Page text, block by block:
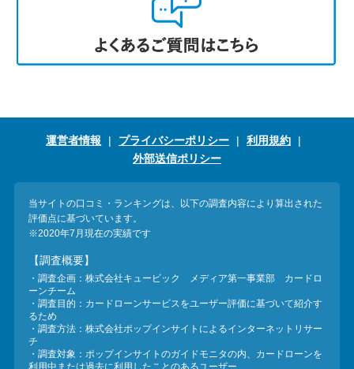
運営者情報 プライバシーポリシー
利用規約
外部送信ポリシー
当サイトの口コミ・ランキングは、以下の調査内容により算出された
評価点に基づいています。
※2020年7月現在の実績です
【調査概要】
・調査企画：株式会社キュービック メディア第一事業部 カードロ
ーンチーム
・調査目的：カードローンサービスをユーザー評価に基づいて紹介す
るため
・調査方法：株式会社ポップインサイトによるインターネットリサー
チ
・調査対象：ポップインサイトのガイドモニタの内、カードローンを
利用中または過去に利用したことのあるユーザー